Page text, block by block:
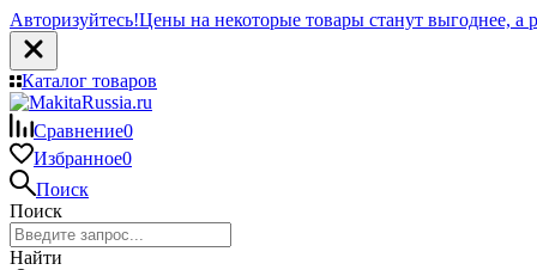
Авторизуйтесь!Цены на некоторые товары станут выгоднее, а
Каталог товаров
Сравнение0
Избранное0
Поиск
Поиск
Найти